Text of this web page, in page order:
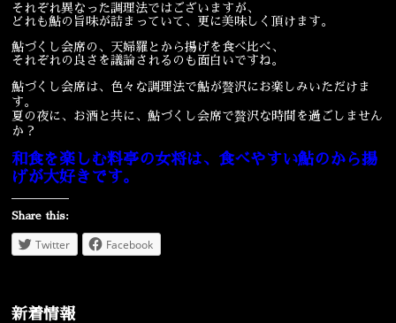
それぞれ異なった調理法ではございますが、
どれも鮎の旨味が詰まっていて、更に美味しく頂けます。
鮎づくし会席の、天婦羅とから揚げを食べ比べ、
それぞれの良さを議論されるのも面白いですね。
鮎づくし会席は、色々な調理法で鮎が贅沢にお楽しみいただけま
す。
夏の夜に、お酒と共に、鮎づくし会席で贅沢な時間を過ごしません
か？
和食を楽しむ料亭の女将は、食べやすい鮎のから揚
げが大好きです。
Share this:
Twitter Facebook
新着情報